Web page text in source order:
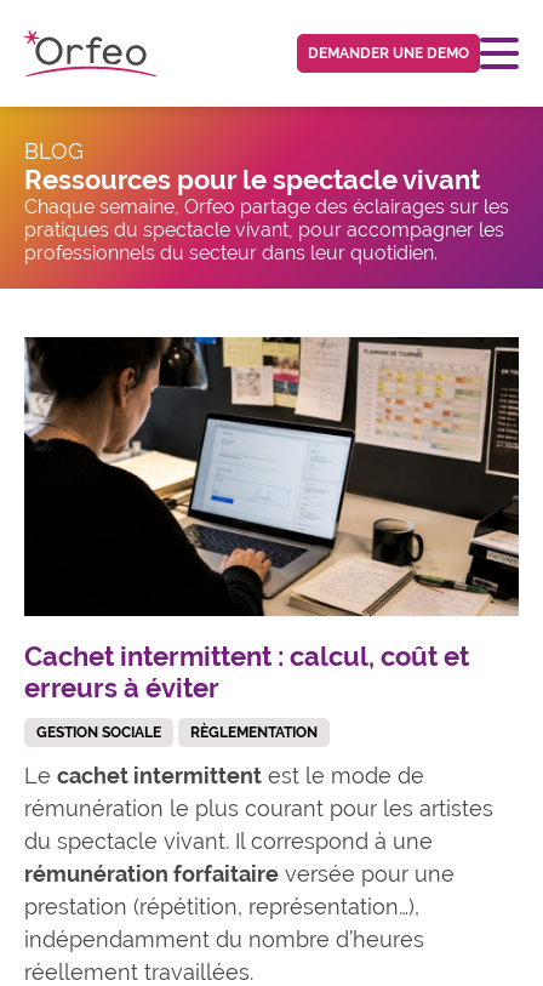
DEMANDER UNE DEMO
BLOG
Ressources pour le spectacle vivant
Chaque semaine, Orfeo partage des éclairages sur les
pratiques du spectacle vivant, pour accompagner les
professionnels du secteur dans leur quotidien.
Cachet intermittent : calcul, coût et
erreurs à éviter
GESTION SOCIALE RÈGLEMENTATION
Le cachet intermittent est le mode de
rémunération le plus courant pour les artistes
du spectacle vivant. Il correspond à une
rémunération forfaitaire versée pour une
prestation (répétition, représentation…),
indépendamment du nombre d’heures
réellement travaillées.